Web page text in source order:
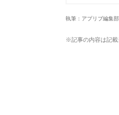
や専門
執筆：アプリブ編集部
※記事の内容は記載